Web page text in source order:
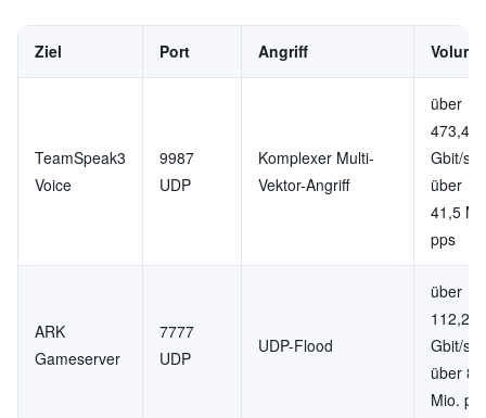
Ziel Port Angriff
TeamSpeak3
Voice
9987
UDP
Komplexer Multi-
Vektor-Angriff
über
473,4
Gbit/s,
über
41,5
pps
ARK
Gameserver
7777
UDP
UDP-Flood
über
112,2
Gbit/s,
über
Mio.